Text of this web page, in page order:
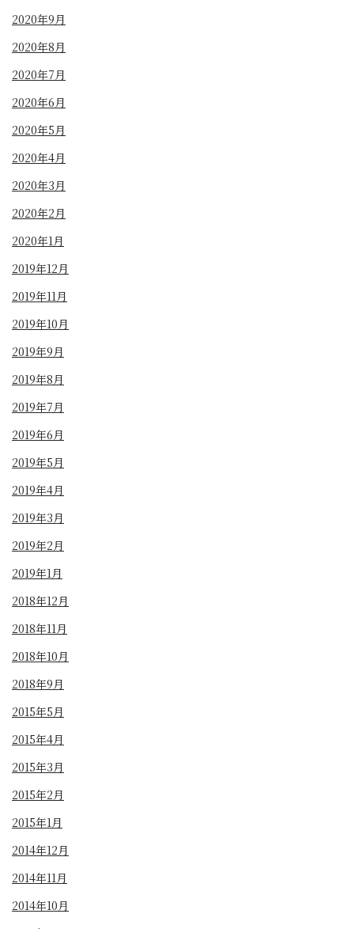
2020年9月
2020年8月
2020年7月
2020年6月
2020年5月
2020年4月
2020年3月
2020年2月
2020年1月
2019年12月
2019年11月
2019年10月
2019年9月
2019年8月
2019年7月
2019年6月
2019年5月
2019年4月
2019年3月
2019年2月
2019年1月
2018年12月
2018年11月
2018年10月
2018年9月
2015年5月
2015年4月
2015年3月
2015年2月
2015年1月
2014年12月
2014年11月
2014年10月